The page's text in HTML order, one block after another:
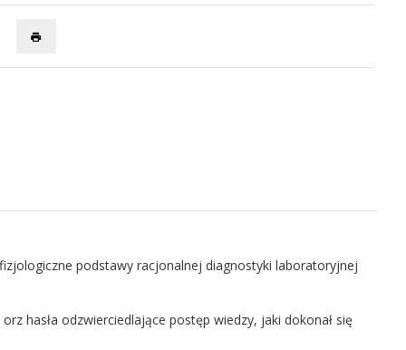
podstawy racjonalnej diagnostyki laboratoryjnej
hasła odzwierciedlające postęp wiedzy, jaki dokonał się